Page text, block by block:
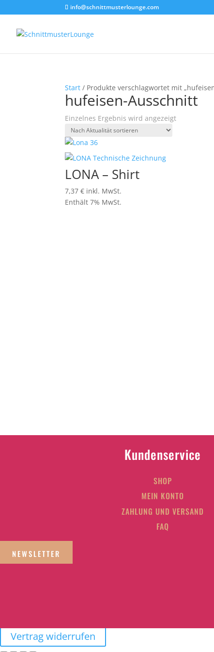
info@schnittmusterlounge.com
Start / Produkte verschlagwortet mit
hufeisen-Ausschnitt
Einzelnes Ergebnis wird angezeigt
LONA – Shirt
7,37€ inkl. MwSt.
Enthält 7% MwSt.
Kundenservice
SHOP
MEIN KONTO
ZAHLUNG UND VERSAND
FAQ
NEWSLETTER
Vertrag widerrufen